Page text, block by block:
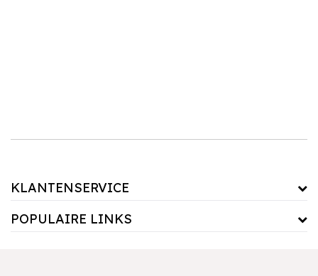
KLANTENSERVICE
POPULAIRE LINKS